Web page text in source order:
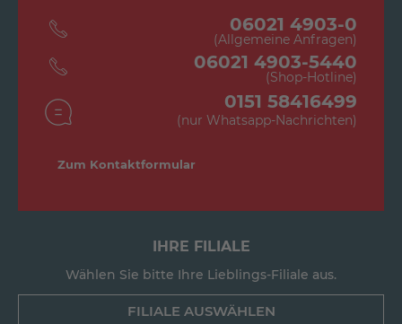
06021 4903-0
(Allgemeine Anfragen)
06021 4903-5440
(Shop-Hotline)
0151 58416499
(nur Whatsapp-Nachrichten)
Zum Kontaktformular
IHRE FILIALE
Wählen Sie bitte Ihre Lieblings-Filiale aus.
FILIALE AUSWÄHLEN